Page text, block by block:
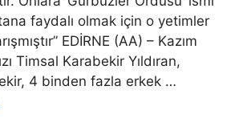
faydalı olmak için o yetimler
EDİRNE (AA) – Kazım
Timsal Karabekir Yıldıran,
4 binden fazla erkek …